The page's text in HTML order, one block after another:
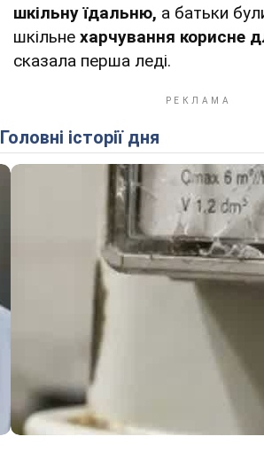
шкільну їдальню, а батьки
шкільне харчування корисне
сказала перша леді.
Головні історії дня